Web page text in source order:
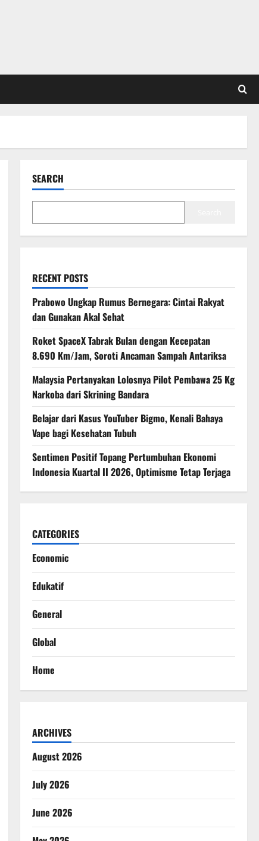
SEARCH
RECENT POSTS
Prabowo Ungkap Rumus Bernegara: Cintai Rakyat
dan Gunakan Akal Sehat
Roket SpaceX Tabrak Bulan dengan Kecepatan
8.690 Km/Jam, Soroti Ancaman Sampah Antariksa
Malaysia Pertanyakan Lolosnya Pilot Pembawa 25 Kg
Narkoba dari Skrining Bandara
Belajar dari Kasus YouTuber Bigmo, Kenali Bahaya
Vape bagi Kesehatan Tubuh
Sentimen Positif Topang Pertumbuhan Ekonomi
Indonesia Kuartal II 2026, Optimisme Tetap Terjaga
CATEGORIES
Economic
Edukatif
General
Global
Home
ARCHIVES
August 2026
July 2026
June 2026